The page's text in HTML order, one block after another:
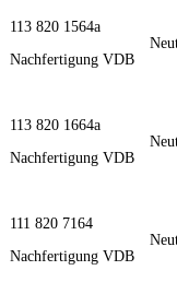
113 820 1564a
Nachfertigung VDB
113 820 1664a
Nachfertigung VDB
111 820 7164
Nachfertigung VDB